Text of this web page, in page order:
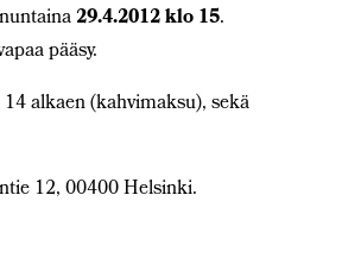
29.4.2012 klo 15.
pääsy.
alkaen (kahvimaksu), sekä
12, 00400 Helsinki.